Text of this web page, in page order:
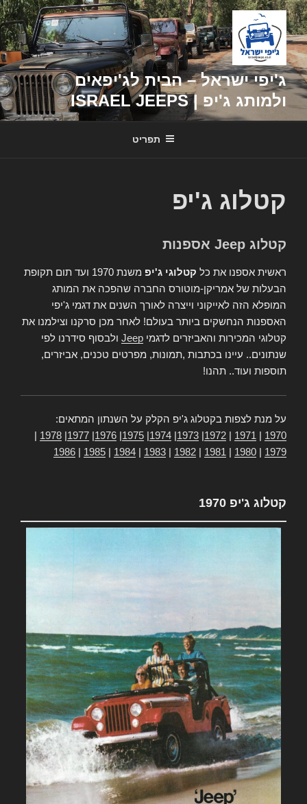
דילוג
לתוכן
ג'יפי ישראל – הבית לג'יפאים
ולמותג ג'יפ | ISRAEL JEEPS
תפריט
קטלוג ג'יפ
קטלוג Jeep אספנות
ראשית אספנו את כל קטלוגי ג'יפ
משנת 1970 ועד תום תקופת
הבעלות של אמריקן-מוטורס החברה שהפכה את המותג
המופלא הזה לאייקוני וייצרה לאורך השנים את דגמי ג'יפי
האספנות הנחשקים ביותר בעולם! לאחר מכן סרקנו וצילמנו את
קטלוגי המכירות והאביזרים לדגמי Jeep ולבסוף סידרנו לפי
שנתונים.. עיינו בכתבות ,תמונות, מפרטים טכנים, אביזרים,
תוספות ועוד.. תהנו!
על מנת לצפות בקטלוג ג'יפ הקלק על השנתון המתאים:
1970
1971
1972
1973
1974
1975
1976
1977
1978
1979
1980
1981
1982
1983
1984
1985
1986
קטלוג ג'יפ 1970